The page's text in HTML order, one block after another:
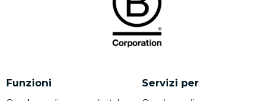
Funzioni Servizi per